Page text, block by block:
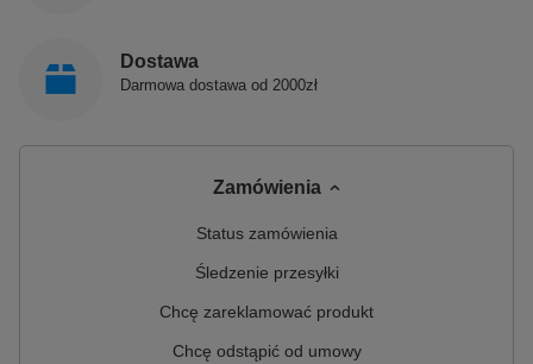
Dostawa
Darmowa dostawa od 2000zł
Zamówienia
Status zamówienia
Śledzenie przesyłki
Chcę zareklamować produkt
Chcę odstąpić od umowy